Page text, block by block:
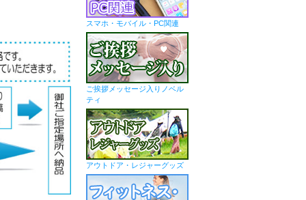
スマホ・モバイル・PC関連
ご挨拶メッセージ入りノベル
ティ
アウトドア・レジャーグッズ